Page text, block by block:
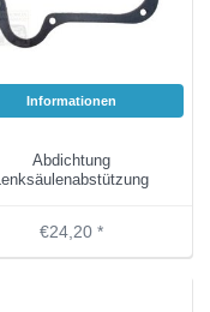
Informationen
Abdichtung
Lenksäulenabstützung
€24,20 *